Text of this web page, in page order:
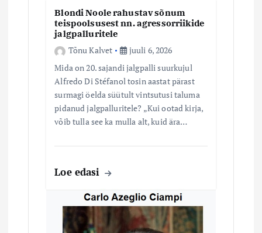
Blondi Noole rahustav sõnum
teispoolsusest nn. agressorriikide
jalgpalluritele
Tõnu Kalvet
juuli 6, 2026
Mida on 20. sajandi jalgpalli suurkujul
Alfredo Di Stéfanol tosin aastat pärast
surmagi öelda süütult vintsutusi taluma
pidanud jalgpalluritele? „Kui ootad kirja,
võib tulla see ka mulla alt, kuid ära…
Loe edasi